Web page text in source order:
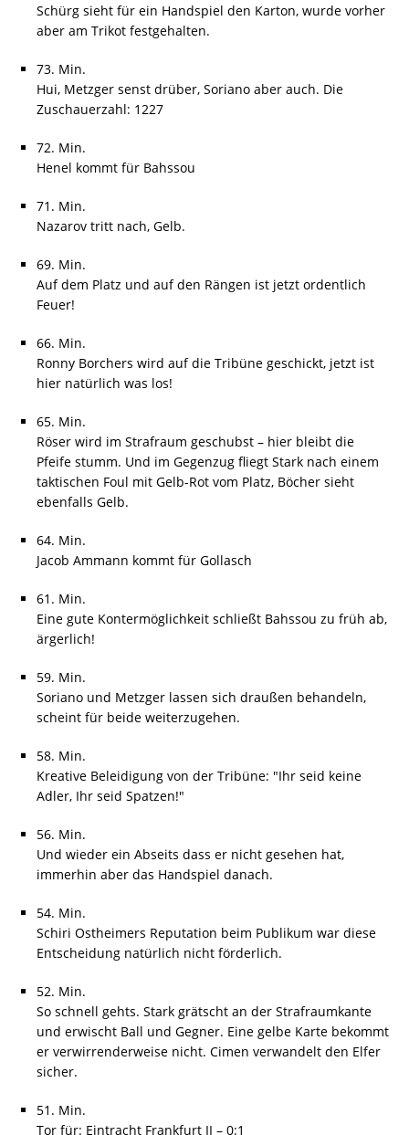
Schürg sieht für ein Handspiel den Karton, wurde vorher
aber am Trikot festgehalten.
73. Min.
Hui, Metzger senst drüber, Soriano aber auch. Die
Zuschauerzahl: 1227
72. Min.
Henel kommt für Bahssou
71. Min.
Nazarov tritt nach, Gelb.
69. Min.
Auf dem Platz und auf den Rängen ist jetzt ordentlich
Feuer!
66. Min.
Ronny Borchers wird auf die Tribüne geschickt, jetzt ist
hier natürlich was los!
65. Min.
Röser wird im Strafraum geschubst – hier bleibt die
Pfeife stumm. Und im Gegenzug fliegt Stark nach einem
taktischen Foul mit Gelb-Rot vom Platz, Böcher sieht
ebenfalls Gelb.
64. Min.
Jacob Ammann kommt für Gollasch
61. Min.
Eine gute Kontermöglichkeit schließt Bahssou zu früh ab,
ärgerlich!
59. Min.
Soriano und Metzger lassen sich draußen behandeln,
scheint für beide weiterzugehen.
58. Min.
Kreative Beleidigung von der Tribüne: "Ihr seid keine
Adler, Ihr seid Spatzen!"
56. Min.
Und wieder ein Abseits dass er nicht gesehen hat,
immerhin aber das Handspiel danach.
54. Min.
Schiri Ostheimers Reputation beim Publikum war diese
Entscheidung natürlich nicht förderlich.
52. Min.
So schnell gehts. Stark grätscht an der Strafraumkante
und erwischt Ball und Gegner. Eine gelbe Karte bekommt
er verwirrenderweise nicht. Cimen verwandelt den Elfer
sicher.
51. Min.
Tor für: Eintracht Frankfurt II – 0:1